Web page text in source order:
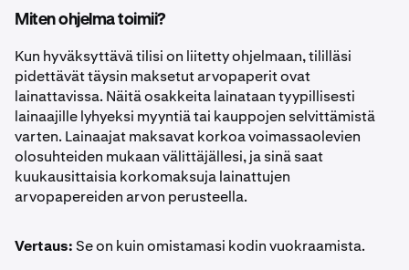
Miten ohjelma toimii?
Kun hyväksyttävä tilisi on liitetty ohjelmaan, tililläsi
pidettävät täysin maksetut arvopaperit ovat
lainattavissa. Näitä osakkeita lainataan tyypillisesti
lainaajille lyhyeksi myyntiä tai kauppojen selvittämistä
varten. Lainaajat maksavat korkoa voimassaolevien
olosuhteiden mukaan välittäjällesi, ja sinä saat
kuukausittaisia korkomaksuja lainattujen
arvopapereiden arvon perusteella.
Vertaus:Se on kuin omistamasi kodin vuokraamista.